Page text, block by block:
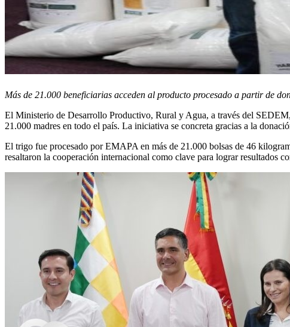
Más de 21.000 beneficiarias acceden al producto procesado a partir de
El Ministerio de Desarrollo Productivo, Rural y Agua, a través del
21.000 madres en todo el país. La iniciativa se concreta gracias a la
El trigo fue procesado por EMAPA en más de 21.000 bolsas de 46
resaltaron la cooperación internacional como clave para lograr resultados